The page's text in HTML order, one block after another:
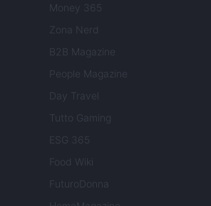
Money 365
Zona Nerd
B2B Magazine
People Magazine
Day Travel
Tutto Gaming
ESG 365
Food Wiki
FuturoDonna